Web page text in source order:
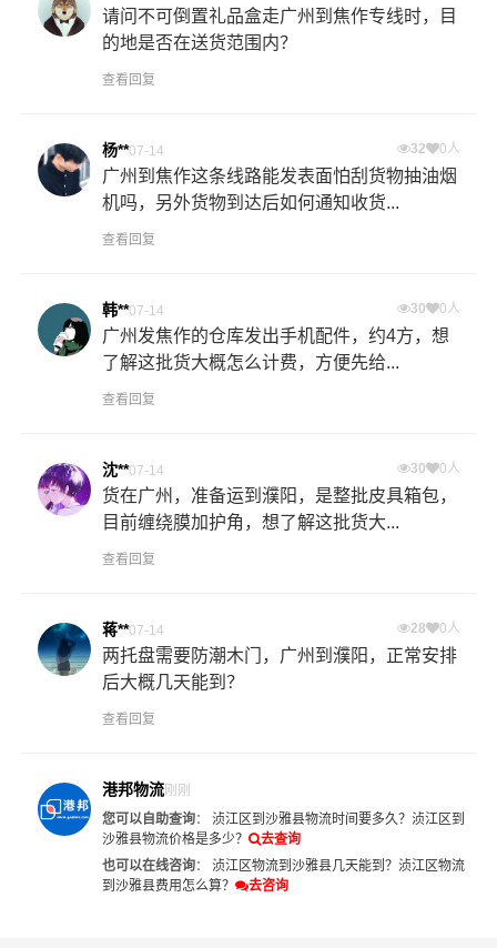
请问不可倒置礼品盒走广州到焦作专线时，目
的地是否在送货范围内？
查看回复
杨**07-14 32 0人
广州到焦作这条线路能发表面怕刮货物抽油烟
机吗，另外货物到达后如何通知收货...
查看回复
韩**07-14 30 0人
广州发焦作的仓库发出手机配件，约4方，想
了解这批货大概怎么计费，方便先给...
查看回复
沈**07-14 30 0人
货在广州，准备运到濮阳，是整批皮具箱包，
目前缠绕膜加护角，想了解这批货大...
查看回复
蒋**07-14 28 0人
两托盘需要防潮木门，广州到濮阳，正常安排
后大概几天能到？
查看回复
港邦物流刚刚
您可以自助查询： 浈江区到沙雅县物流时间要多久？ 浈江区到
沙雅县物流价格是多少？
去查询
也可以在线咨询： 浈江区物流到沙雅县几天能到？ 浈江区物流
到沙雅县费用怎么算？
去咨询